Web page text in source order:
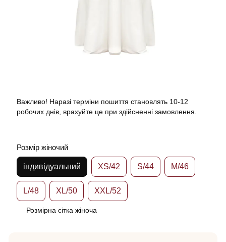
Важливо! Наразі терміни пошиття становлять 10-12
робочих днів, врахуйте це при здійсненні замовлення.
Розмір жіночий
індивідуальний XS/42 S/44 M/46
L/48 XL/50 XXL/52
Розмірна сітка жіноча